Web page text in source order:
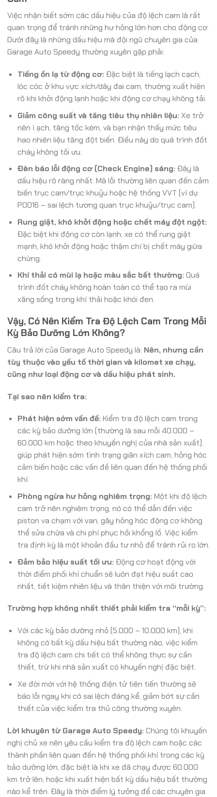
Việc nhận biết sớm các dấu hiệu của độ lệch cam là rất
quan trọng để tránh những hư hỏng lớn hơn cho động cơ.
Dưới đây là những dấu hiệu mà đội ngũ chuyên gia của
Garage Auto Speedy thường xuyên gặp phải:
Tiếng ồn lạ từ động cơ: Đặc biệt là tiếng lạch cạch,
lóc cóc ở khu vực xích/dây đai cam, thường xuất hiện
rõ khi khởi động lạnh hoặc khi động cơ chạy không tải.
Giảm công suất và tăng tiêu thụ nhiên liệu: Xe trở
nên ì ạch, tăng tốc kém, và bạn nhận thấy mức tiêu
hao nhiên liệu tăng đột biến. Điều này do quá trình đốt
cháy không tối ưu.
Đèn báo lỗi động cơ (Check Engine) sáng: Đây là
dấu hiệu rõ ràng nhất. Mã lỗi thường liên quan đến cảm
biến trục cam/trục khuỷu hoặc hệ thống VVT (ví dụ:
P0016 – sai lệch tương quan trục khuỷu/trục cam).
Rung giật, khó khởi động hoặc chết máy đột ngột:
Đặc biệt khi động cơ còn lạnh, xe có thể rung giật
mạnh, khó khởi động hoặc thậm chí bị chết máy giữa
chừng.
Khí thải có mùi lạ hoặc màu sắc bất thường: Quá
trình đốt cháy không hoàn toàn có thể tạo ra mùi
xăng sống trong khí thải hoặc khói đen.
Vậy, Có Nên Kiểm Tra Độ Lệch Cam Trong Mỗi
Kỳ Bảo Dưỡng Lớn Không?
Câu trả lời của Garage Auto Speedy là: Nên, nhưng cần
tùy thuộc vào yếu tố thời gian và kilomet xe chạy,
cũng như loại động cơ và dấu hiệu phát sinh.
Tại sao nên kiểm tra:
Phát hiện sớm vấn đề: Kiểm tra độ lệch cam trong
các kỳ bảo dưỡng lớn (thường là sau mỗi 40.000 –
60.000 km hoặc theo khuyến nghị của nhà sản xuất)
giúp phát hiện sớm tình trạng giãn xích cam, hỏng hóc
cảm biến hoặc các vấn đề liên quan đến hệ thống phối
khí.
Phòng ngừa hư hỏng nghiêm trọng: Một khi độ lệch
cam trở nên nghiêm trọng, nó có thể dẫn đến việc
piston va chạm với van, gây hỏng hóc động cơ không
thể sửa chữa và chi phí phục hồi khổng lồ. Việc kiểm
tra định kỳ là một khoản đầu tư nhỏ để tránh rủi ro lớn.
Đảm bảo hiệu suất tối ưu: Động cơ hoạt động với
thời điểm phối khí chuẩn sẽ luôn đạt hiệu suất cao
nhất, tiết kiệm nhiên liệu và thân thiện với môi trường.
Trường hợp không nhất thiết phải kiểm tra “mỗi kỳ”:
Với các kỳ bảo dưỡng nhỏ (5.000 – 10.000 km), khi
không có bất kỳ dấu hiệu bất thường nào, việc kiểm
tra độ lệch cam chi tiết có thể không thực sự cần
thiết, trừ khi nhà sản xuất có khuyến nghị đặc biệt.
Xe đời mới với hệ thống điện tử tiên tiến thường sẽ
báo lỗi ngay khi có sai lệch đáng kể, giảm bớt sự cần
thiết của việc kiểm tra thủ công thường xuyên.
Lời khuyên từ Garage Auto Speedy: Chúng tôi khuyến
nghị chủ xe nên yêu cầu kiểm tra độ lệch cam hoặc các
thành phần liên quan đến hệ thống phối khí trong các kỳ
bảo dưỡng lớn, đặc biệt là khi xe đã chạy được 60.000
km trở lên, hoặc khi xuất hiện bất kỳ dấu hiệu bất thường
nào kể trên. Đây là thời điểm lý tưởng để các chuyên gia